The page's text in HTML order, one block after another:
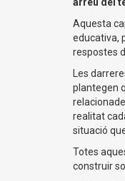
Aquesta
educativa,
respostes
Les
plantegen
realitat
situació
Totes
construir